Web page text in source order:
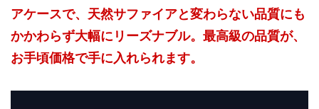
アケースで、天然サファイアと変わらない品質にも
かかわらず大幅にリーズナブル。最高級の品質が、
お手頃価格で手に入れられます。